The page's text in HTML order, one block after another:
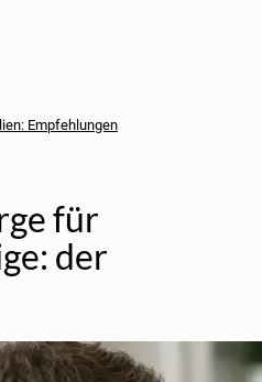
Empfehlungen
für
der